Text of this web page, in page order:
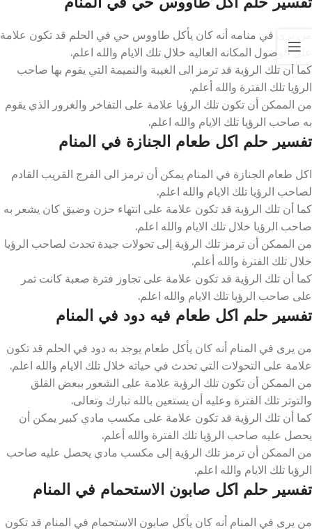
من يرى في منامه أنه كان يأكل طاووس حي في الحلم قد تكون علامة
على الوصول المكانه العاليه خلال تلك الايام والله اعلم.
كما أن تلك الرؤية قد ترمز الى الغيبة والنميمة التي يقوم بها صاحب
الرؤيا تلك الفترة والله أعلم.
من الممكن أن تكون تلك الرؤيا علامة على التفاخر والغرور الذي يقوم
به صاحب الرؤيا تلك الايام والله اعلم.
تفسير حلم اكل طعام الجنازة في المنام
اكل طعام الجنازة في المنام يمكن أن ترمز الى الفرج القريب القادم
لصاحب الرؤيا تلك الايام والله اعلم.
كما أن تلك الرؤية قد تكون علامة على انتهاء حزن وضيق كان يشعر به
صاحب الرؤيا خلال تلك الايام والله اعلم.
من الممكن أن ترمز تلك الرؤية إلى تحولات جيدة تحدث لصاحب الرؤيا
خلال تلك الفترة والله أعلم.
كما أن تلك الرؤية قد تكون علامة على تجاوز فترة صعبة كانت تمر
على صاحب الرؤيا تلك الايام والله اعلم.
تفسير حلم اكل طعام فيه دود في المنام
من يرى في المنام أنه كان يأكل طعام يوجد به دود في الحلم قد تكون
علامة على التحولات التي تحدث في حياته خلال تلك الايام والله اعلم.
من الممكن أن تكون تلك الرؤية علامة على الشعور ببعض القلق
والتوتر تلك الفترة وعليه أن يستعين بالله تبارك وتعالى.
كما أن تلك الرؤية قد تكون علامة على مكسب مادي كبير يمكن أن
يحصل عليه صاحب الرؤيا تلك الفترة والله أعلم.
من الممكن أن ترمز تلك الرؤية إلى مكسب مادي يحصل عليه صاحب
الرؤيا تلك الايام والله اعلم.
تفسير حلم اكل صابون الاستحمام في المنام
من يرى في المنام أنه كان يأكل صابون الاستحمام في المنام قد تكون